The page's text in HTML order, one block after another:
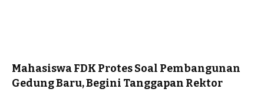
Mahasiswa FDK Protes Soal Pembangunan
Gedung Baru, Begini Tanggapan Rektor